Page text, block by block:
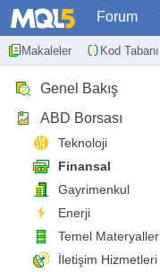
Forum
Makaleler Kod Tabanı
Genel Bakış
ABD Borsası
Teknoloji
Finansal
Gayrimenkul
Enerji
Temel Materyaller
İletişim Hizmetleri